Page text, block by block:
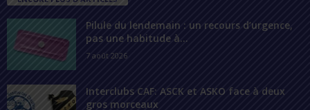
Pilule du lendemain : un recours d’urgence,
pas une habitude à...
7 août 2026
Interclubs CAF: ASCK et ASKO face à deux
gros morceaux